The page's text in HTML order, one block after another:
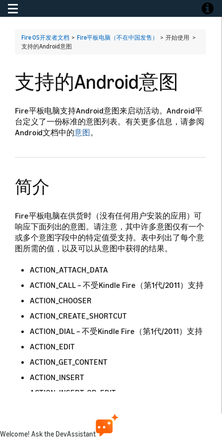
Toggle navigation
Fire OS开发者文档 > Fire平板电脑（不在中国发售）
> 开始使用 >
支持的Android意图
支持的Android意图
Fire平板电脑支持Android意图来启动活动。Android平
台定义了一份标准的意图列表。有关更多信息，请参阅
Android文档中的意图。
简介
Fire平板电脑在供货时（没有任何用户安装的应用）可
响应下面列出的意图。请注意，其中许多意图仅有一个
或多个意图字段中的特定值受支持。表中列出了每个意
图所需的值，以及可以从意图中获得的结果。
ACTION_ATTACH_DATA
ACTION_CALL – 不受Kindle Fire（第1代/2011）支持
ACTION_CHOOSER
ACTION_CREATE_SHORTCUT
ACTION_DIAL – 不受Kindle Fire（第1代/2011）支持
ACTION_EDIT
ACTION_GET_CONTENT
ACTION_INSERT
ACTION_INSERT_OR_EDIT
ACTION_MANAGE_NETWORK_USAGE – 不受Kindle
Fire（第1代/2011）支持
Welcome! Ask the DevAssistant